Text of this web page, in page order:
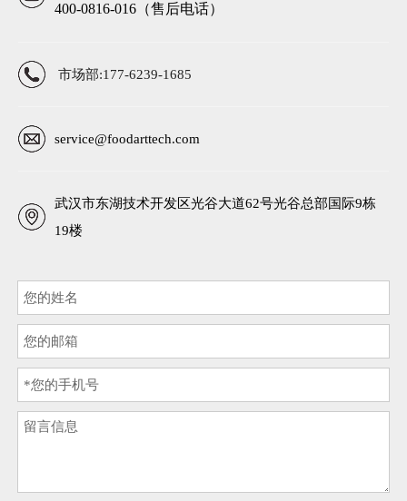
400-0816-016（售后电话）
市场部:177-6239-1685
service@foodarttech.com
武汉市东湖技术开发区光谷大道62号光谷总部国际9栋
19楼